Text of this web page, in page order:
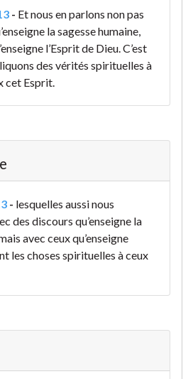
- Et nous en parlons non pas
la sagesse humaine,
l’Esprit de Dieu. C’est
des vérités spirituelles à
cet Esprit.
- lesquelles aussi nous
des discours qu’enseigne la
avec ceux qu’enseigne
les choses spirituelles à ceux